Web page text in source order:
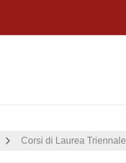
Corsi di Laurea Triennale